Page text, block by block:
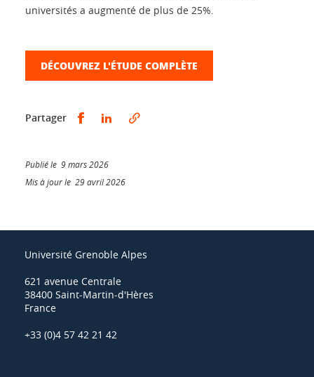
universités a augmenté de plus de 25%.
DÉCOUVREZ L'ÉTUDE COMPLÈTE
Partager Partager sur Facebook
Partager sur LinkedIn
Publié le 9 mars 2026
Mis à jour le 29 avril 2026
Université Grenoble Alpes
621 avenue Centrale
38400 Saint-Martin-d'Hères
France
+33 (0)4 57 42 21 42